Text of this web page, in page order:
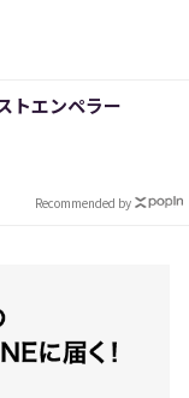
トエンペラー
Recommended by